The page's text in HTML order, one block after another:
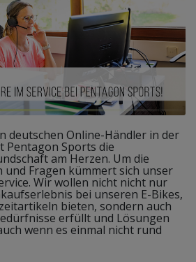
deutschen Online-Händler in der
Pentagon Sports die
am Herzen. Um die
und Fragen kümmert sich unser
Wir wollen nicht nicht nur
bei unseren E-Bikes,
bieten, sondern auch
erfüllt und Lösungen
wenn es einmal nicht rund